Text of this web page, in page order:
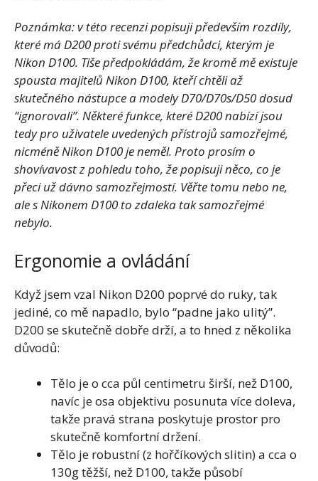
Poznámka: v této recenzi popisuji především rozdíly,
které má D200 proti svému předchůdci, kterým je
Nikon D100. Tiše předpokládám, že kromě mě existuje
spousta majitelů Nikon D100, kteří chtěli až
skutečného nástupce a modely D70/D70s/D50 dosud
“ignorovali”. Některé funkce, které D200 nabízí jsou
tedy pro uživatele uvedených přístrojů samozřejmé,
nicméně Nikon D100 je neměl. Proto prosím o
shovívavost z pohledu toho, že popisuji něco, co je
přeci už dávno samozřejmostí. Věřte tomu nebo ne,
ale s Nikonem D100 to zdaleka tak samozřejmé
nebylo.
Ergonomie a ovládání
Když jsem vzal Nikon D200 poprvé do ruky, tak
jediné, co mě napadlo, bylo “padne jako ulitý”.
D200 se skutečně dobře drží, a to hned z několika
důvodů:
Tělo je o cca půl centimetru širší, než D100,
navíc je osa objektivu posunuta více doleva,
takže pravá strana poskytuje prostor pro
skutečně komfortní držení.
Tělo je robustní (z hořčíkových slitin) a cca o
130g těžší, než D100, takže působí